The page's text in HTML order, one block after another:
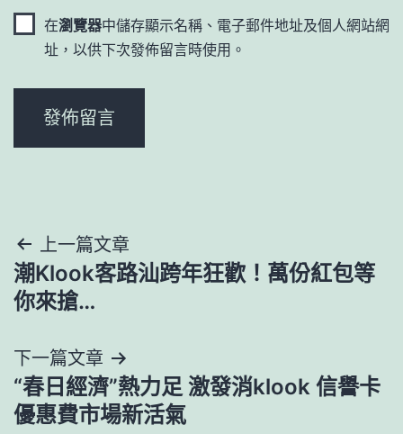
在瀏覽器中儲存顯示名稱、電子郵件地址及個人網站網
址，以供下次發佈留言時使用。
文
章
覽
上一篇文章
潮Klook客路汕跨年狂歡！萬份紅包等
你來搶…
下一篇文章
“春日經濟”熱力足 激發消klook 信譽卡
優惠費市場新活氣